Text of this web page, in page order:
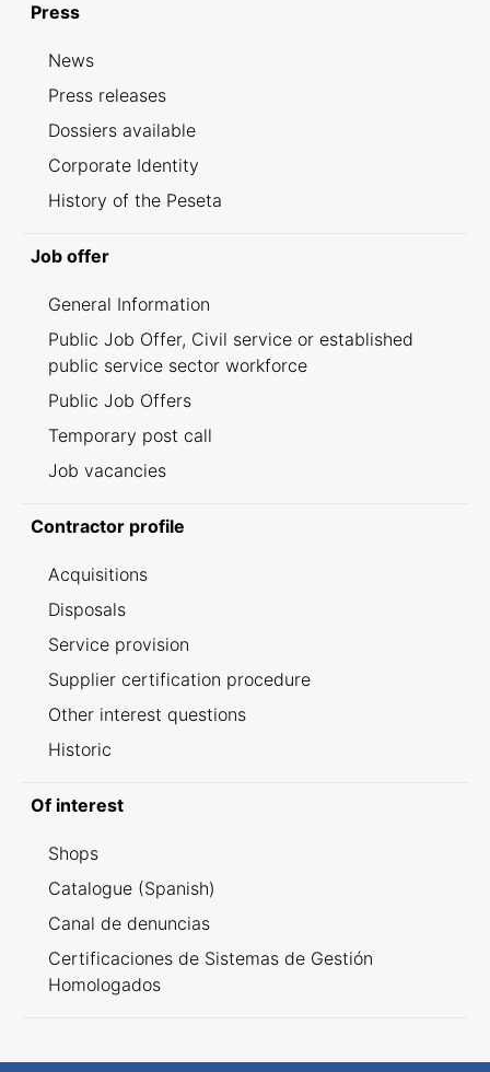
Press
News
Press releases
Dossiers available
Corporate Identity
History of the Peseta
Job offer
General Information
Public Job Offer, Civil service or established
public service sector workforce
Public Job Offers
Temporary post call
Job vacancies
Contractor profile
Acquisitions
Disposals
Service provision
Supplier certification procedure
Other interest questions
Historic
Of interest
Shops
Catalogue (Spanish)
Canal de denuncias
Certificaciones de Sistemas de Gestión
Homologados